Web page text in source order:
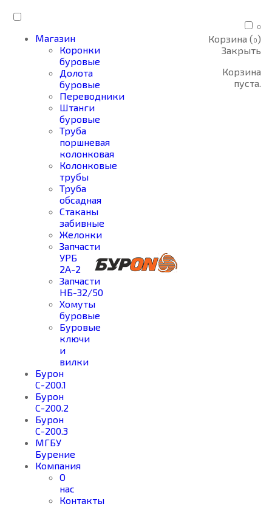
Магазин
Коронки
буровые
Долота
буровые
Переводники
Штанги
буровые
Труба
поршневая
колонковая
Колонковые
трубы
Труба
обсадная
Стаканы
забивные
Желонки
Запчасти
УРБ
2А-2
Запчасти
НБ-32/50
Хомуты
буровые
Буровые
ключи
и
вилки
Бурон
С-200.1
Бурон
С-200.2
Бурон
С-200.3
МГБУ
Бурение
Компания
О
нас
Контакты
0
Корзина (0)
Закрыть
Корзина
пуста.